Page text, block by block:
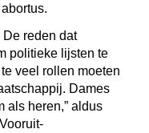
De reden dat
politieke lijsten te
veel rollen moeten
Dames
als heren,” aldus